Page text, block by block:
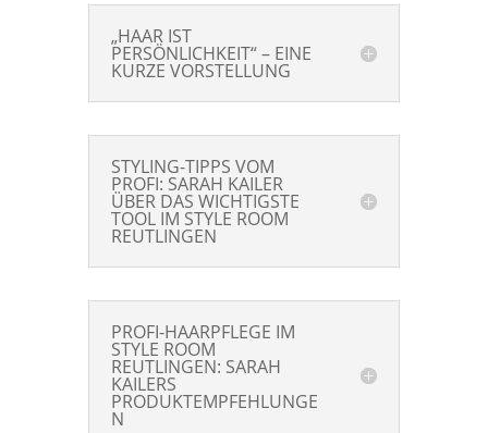
„HAAR IST
PERSÖNLICHKEIT“ – EINE
KURZE VORSTELLUNG
STYLING-TIPPS VOM
PROFI: SARAH KAILER
ÜBER DAS WICHTIGSTE
TOOL IM STYLE ROOM
REUTLINGEN
PROFI-HAARPFLEGE IM
STYLE ROOM
REUTLINGEN: SARAH
KAILERS
PRODUKTEMPFEHLUNGE
N